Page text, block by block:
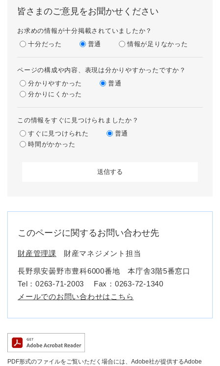
皆さまのご意見をお聞かせください
お求めの情報が十分掲載されていましたか？
十分だった
普通 情報が足りなかった
ページの構成や内容、表現は分かりやすかったですか？
分かりやすかった
普通
分かりにくかった
この情報をすぐに見つけられましたか？
すぐに見つけられた
普通
時間がかかった
このページに関するお問い合わせ先
財産管理課 財産マネジメント担当
長野県安曇野市豊科6000番地 本庁舎3階5番窓口
Tel：0263-71-2003
Fax：0263-72-1340
メールでのお問い合わせはこちら
PDF形式のファイルをご覧いただく場合には、Adobe社が提供するAdobe